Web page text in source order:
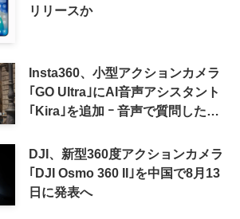
リリースか
Insta360、小型アクションカメラ
｢GO Ultra｣にAI音声アシスタント
｢Kira｣を追加 ｰ 音声で質問した
可能に
DJI、新型360度アクションカメラ
｢DJI Osmo 360 II｣を中国で8月13
日に発表へ